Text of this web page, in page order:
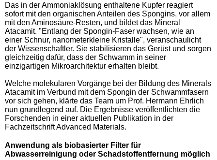
Das in der Ammoniaklösung enthaltene Kupfer reagiert
sofort mit den organischen Anteilen des Spongins, vor allem
mit den Aminosäure-Resten, und bildet das Mineral
Atacamit. "Entlang der Spongin-Faser wachsen, wie an
einer Schnur, nanometerkleine Kristalle", veranschaulicht
der Wissenschaftler. Sie stabilisieren das Gerüst und sorgen
gleichzeitig dafür, dass der Schwamm in seiner
einzigartigen Mikroarchitektur erhalten bleibt.
Welche molekularen Vorgänge bei der Bildung des Minerals
Atacamit im Verbund mit dem Spongin der Schwammfasern
vor sich gehen, klärte das Team um Prof. Hermann Ehrlich
nun grundlegend auf. Die Ergebnisse veröffentlichten die
Forschenden in einer aktuellen Publikation in der
Fachzeitschrift Advanced Materials.
Anwendung als biobasierter Filter für
Abwasserreinigung oder Schadstoffentfernung möglich